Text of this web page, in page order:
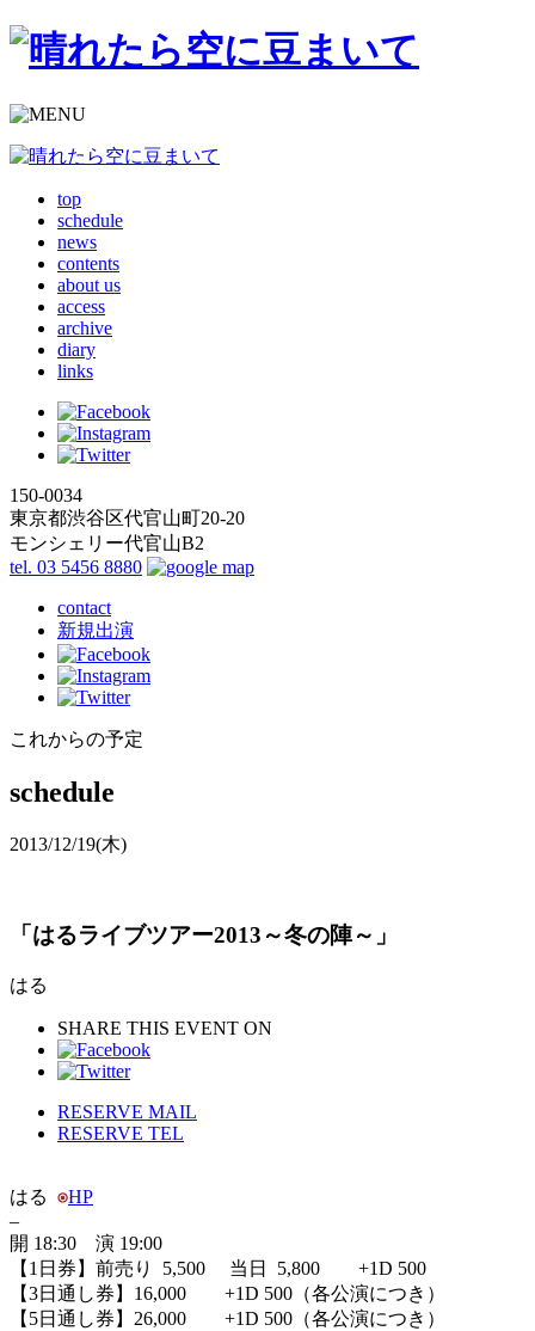
top
schedule
news
contents
about us
access
archive
diary
links
150-0034
東京都渋谷区代官山町20-20
モンシェリー代官山B2
tel. 03 5456 8880
contact
新規出演
これからの予定
schedule
2013/12/19(木)
「はるライブツアー2013～冬の陣～」
はる
SHARE THIS EVENT ON
RESERVE MAIL
RESERVE TEL
はる
HP
–
開 18:30 演 19:00
【1日券】前売り 5,500 当日 5,800 +1D 500
【3日通し券】16,000 +1D 500（各公演につき）
【5日通し券】26,000 +1D 500（各公演につき）